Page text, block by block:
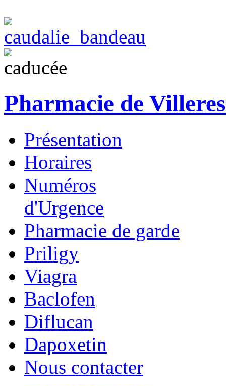
Pharmacie de
Présentation
Horaires
Numéros
d'Urgence
Pharmacie de garde
Priligy
Viagra
Baclofen
Diflucan
Dapoxetin
Nous contacter